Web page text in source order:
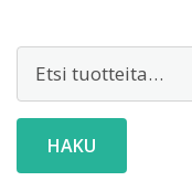
Etsi:
HAKU